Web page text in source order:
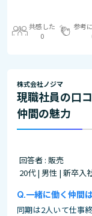
共感した
0
参考
株式会社ノジマ
現職社員の口
仲間の魅力
回答者 : 販売
20代 | 男性 | 新卒入
一緒に働く仲間
同期は2人いて仕事